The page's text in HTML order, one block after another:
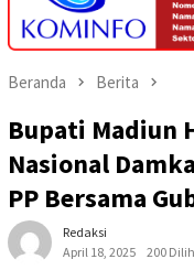
Beranda Berita
Bupati Madiun
Nasional
PP Bersama
Redaksi
April 18, 2025
200